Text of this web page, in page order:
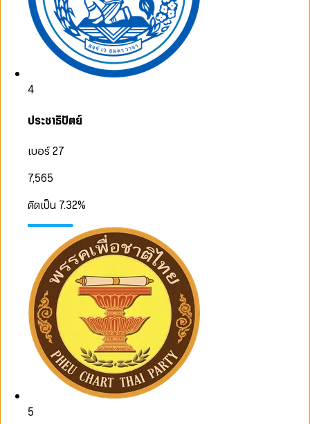
4
ประชาธิปัตย์
เบอร์ 27
7,565
คิดเป็น 7.32%
5